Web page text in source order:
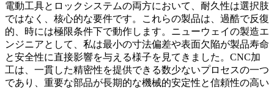
電動工具とロックシステムの両方において、耐久性は選択肢
ではなく、核心的な要件です。これらの製品は、過酷で反復
的、時には極限条件下で動作します。ニューウェイの製造エ
ンジニアとして、私は最小の寸法偏差や表面欠陥が製品寿命
と安全性に直接影響を与える様子を見てきました。CNC加
工は、一貫した精密性を提供できる数少ないプロセスの一つ
であり、重要な部品が長期的な機械的安定性と信頼性の高い